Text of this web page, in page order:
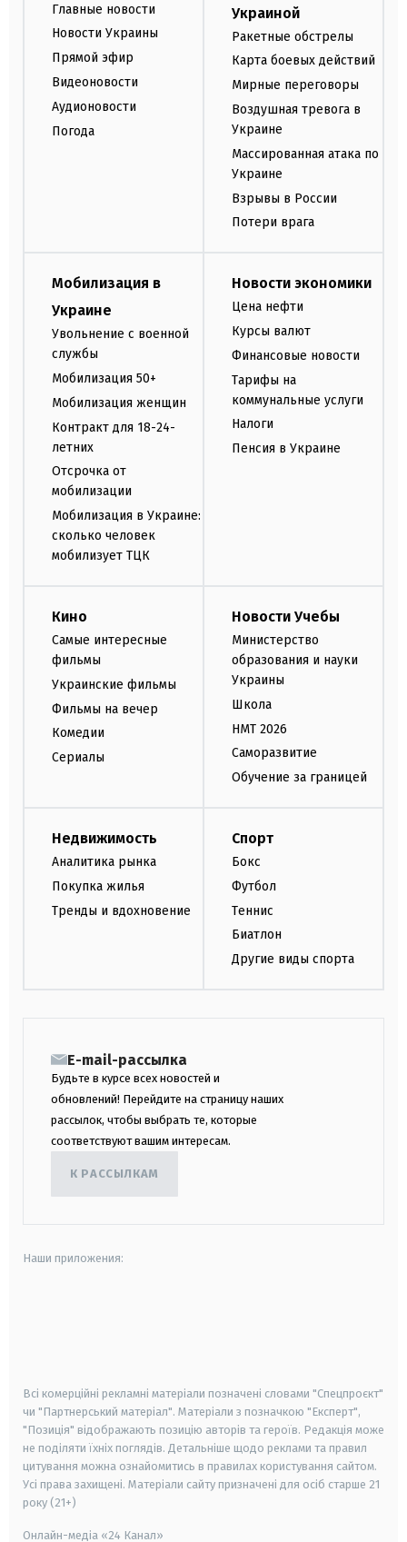
Главные новости
Новости Украины
Прямой эфир
Видеоновости
Аудионовости
Погода
Украиной
Ракетные обстрелы
Карта боевых действий
Мирные переговоры
Воздушная тревога в
Украине
Массированная атака по
Украине
Взрывы в России
Потери врага
Мобилизация в
Украине
Увольнение с военной
службы
Мобилизация 50+
Мобилизация женщин
Контракт для 18-24-
летних
Отсрочка от
мобилизации
Мобилизация в Украине:
сколько человек
мобилизует ТЦК
Новости экономики
Цена нефти
Курсы валют
Финансовые новости
Тарифы на
коммунальные услуги
Налоги
Пенсия в Украине
Кино
Самые интересные
фильмы
Украинские фильмы
Фильмы на вечер
Комедии
Сериалы
Новости Учебы
Министерство
образования и науки
Украины
Школа
НМТ 2026
Саморазвитие
Обучение за границей
Недвижимость
Аналитика рынка
Покупка жилья
Тренды и вдохновение
Спорт
Бокс
Футбол
Теннис
Биатлон
Другие виды спорта
E-mail-рассылка
Будьте в курсе всех новостей и
обновлений! Перейдите на страницу наших
рассылок, чтобы выбрать те, которые
соответствуют вашим интересам.
К РАССЫЛКАМ
Наши приложения:
Всі комерційні рекламні матеріали позначені словами "Спецпроєкт"
чи "Партнерський матеріал". Матеріали з позначкою "Експерт",
"Позиція" відображають позицію авторів та героїв. Редакція може
не поділяти їхніх поглядів. Детальніше щодо реклами та правил
цитування можна ознайомитись в правилах користування сайтом.
Усі права захищені. Матеріали сайту призначені для осіб старше 21
року (21+)
Онлайн-медіа «24 Канал»